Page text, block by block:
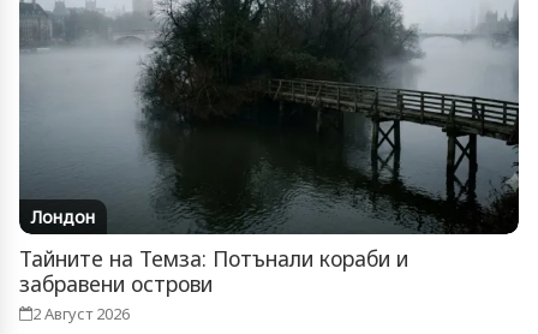
Лондон
Тайните на Темза: Потънали кораби и
забравени острови
2 Август 2026